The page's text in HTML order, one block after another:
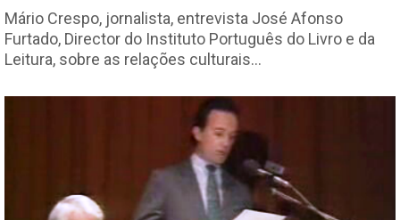
Mário Crespo, jornalista, entrevista José Afonso
Furtado, Director do Instituto Português do Livro e da
Leitura, sobre as relações culturais…